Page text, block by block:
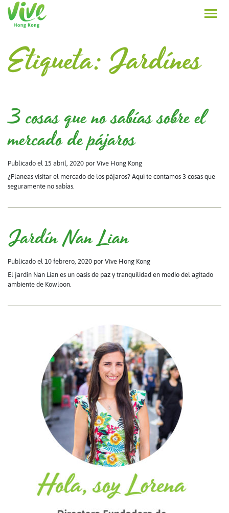
Etiqueta:Jardínes
3 cosas que no sabías sobre el
mercado de pájaros
Publicado el 15 abril, 2020 por Vive Hong Kong
¿Planeas visitar el mercado de los pájaros? Aquí te contamos 3 cosas que
seguramente no sabías.
Jardín Nan Lian
Publicado el 10 febrero, 2020 por Vive Hong Kong
El jardín Nan Lian es un oasis de paz y tranquilidad en medio del agitado
ambiente de Kowloon.